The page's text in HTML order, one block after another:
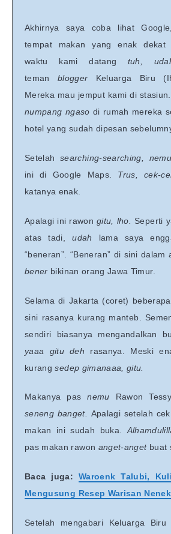
Akhirnya saya coba lihat
tempat makan yang enak dekat
waktu kami datang tuh,
teman blogger Keluarga Biru
Mereka mau jemput kami di
numpang ngaso di rumah mereka
hotel yang sudah dipesan
Setelahsearching-searching
ini di Google Maps. Trus, cek-
katanya enak.
Apalagi ini rawongitu, lho. Seperti
atas tadi,udah lama saya
“beneran”. “Beneran” di sini dalam
bener bikinan orang Jawa Timur.
Selama di Jakarta (coret)
sini rasanya kurang manteb.
sendiri biasanya mengandalkan
yaaa gitu deh rasanya. Meski
kurangsedep gimanaaa, gitu.
Makanya pasnemu Rawon
seneng banget. Apalagi setelah
makan ini sudah buka.
pas makan rawon anget-anget buat
Baca juga: Waroenk Talubi,
Mengusung Resep Warisan Nenek
Setelah mengabari Keluarga Biru